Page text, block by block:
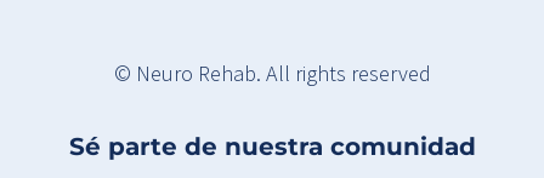
© Neuro Rehab. All rights reserved
Sé parte de nuestra comunidad